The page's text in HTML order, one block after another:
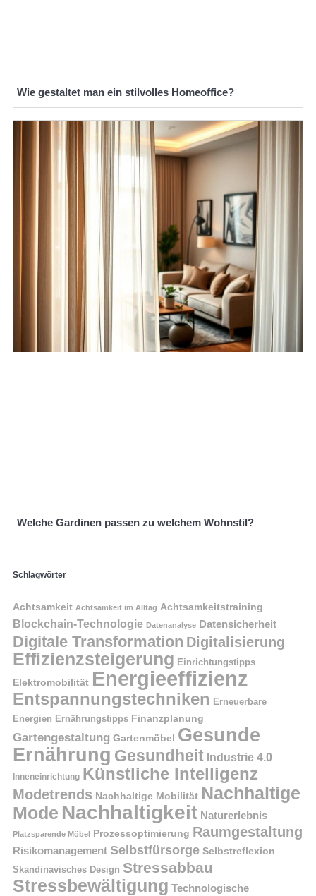
Wie gestaltet man ein stilvolles Homeoffice?
Welche Gardinen passen zu welchem Wohnstil?
Schlagwörter
Achtsamkeit Achtsamkeit im Alltag Achtsamkeitstraining
Blockchain-Technologie Datenanalyse Datensicherheit
Digitale Transformation Digitalisierung
Effizienzsteigerung Einrichtungstipps
Elektromobilität Energieeffizienz
Entspannungstechniken Erneuerbare
Energien Ernährungstipps Finanzplanung
Gartengestaltung Gartenmöbel Gesunde
Ernährung Gesundheit Industrie 4.0
Inneneinrichtung Künstliche Intelligenz
Modetrends Nachhaltige Mobilität Nachhaltige
Mode Nachhaltigkeit Naturerlebnis
Platzsparende Möbel Prozessoptimierung Raumgestaltung
Risikomanagement Selbstfürsorge Selbstreflexion
Skandinavisches Design Stressabbau
Stressbewältigung Technologische